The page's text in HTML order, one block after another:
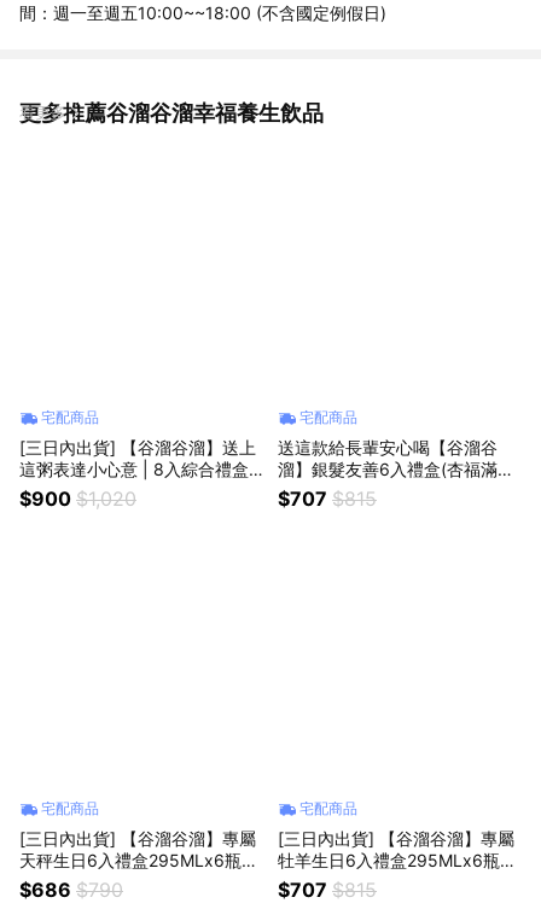
間：週一至週五10:00~~18:00 (不含國定例假日)
更多推薦谷溜谷溜幸福養生飲品
看更多
宅配商品
[三日內出貨] 【谷溜谷溜】送上
這粥表達小心意 | 8入綜合禮盒
(300gX8罐) | 寶寶粥 即時粥 送
禮推薦
$900 $1,020
宅配商品
送這款給長輩安心喝【谷溜谷
溜】銀髮友善6入禮盒(杏福滿溢
x1+童芯x1+黑瓊露x1+井裡月x1
+夏雨x1+五谷登科x1)295MLx6
$707 $815
宅配商品
[三日內出貨] 【谷溜谷溜】專屬
天秤生日6入禮盒295MLx6瓶搭
贈生日小卡｜天秤座生日限定
$686 $790
宅配商品
[三日內出貨] 【谷溜谷溜】專屬
牡羊生日6入禮盒295MLx6瓶搭
贈生日小卡｜牡羊座生日限定
$707 $815